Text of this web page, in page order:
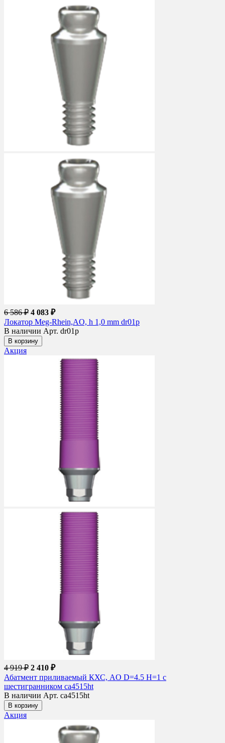
6 586 ₽ 4 083 ₽
Локатор Meg-Rhein,AO, h 1,0 mm dr01p
В наличии Арт. dr01p
В корзину
Акция
4 919 ₽ 2 410 ₽
Абатмент приливаемый КХС, AO D=4.5 H=1 с
шестигранником ca4515ht
В наличии Арт. ca4515ht
В корзину
Акция